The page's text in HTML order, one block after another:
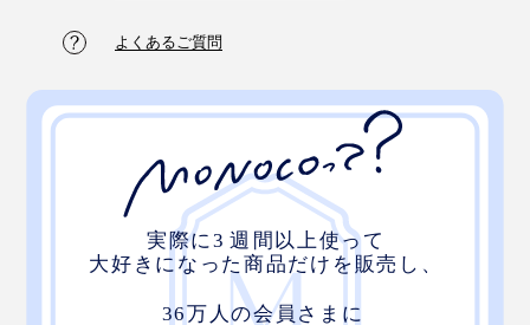
よくあるご質問